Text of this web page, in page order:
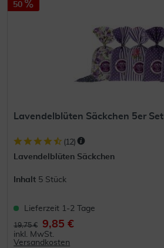
50
Lavendelblüten Säckchen 5er Set
(12)
Lavendelblüten Säckchen
Inhalt 5 Stück
Lieferzeit 1-2 Tage
19,75 € 9,85 €
inkl. MwSt.
Versandkosten